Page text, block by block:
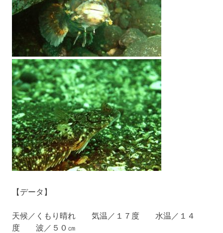
【データ】
天候／くもり晴れ 気温／１７度 水温／１４
度 波／５０㎝